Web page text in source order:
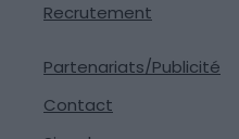
Recrutement
Partenariats/Publicité
Contact